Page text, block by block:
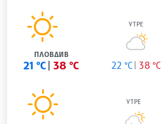
ПЛОВДИВ
21 °C 38 °C
УТРЕ
22 °C 38 °C
УТРЕ